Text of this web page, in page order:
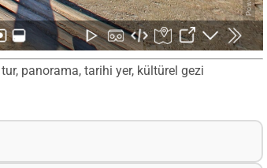
panorama, tarihi yer, kültürel gezi